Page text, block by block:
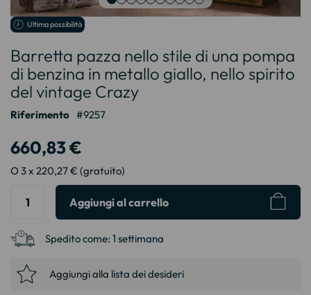
Vai
della
galleria
di
immagini
Ultima possibilità
Barretta pazza nello stile di una pompa
di benzina in metallo giallo, nello spirito
del vintage Crazy
Riferimento 9257
660,83 €
O 3 x 220,27 € (gratuito)
Aggiungi al carrello
Spedito come: 1 settimana
Aggiungi alla lista dei desideri